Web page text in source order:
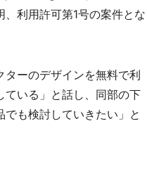
利用許可第1号の案件とな
ーのデザインを無料で利
ている」と話し、同部の下
も検討していきたい」と